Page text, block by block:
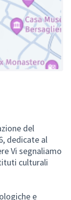
del
dedicate al
Vi segnaliamo
culturali
e